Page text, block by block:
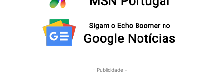
- Publicidade -